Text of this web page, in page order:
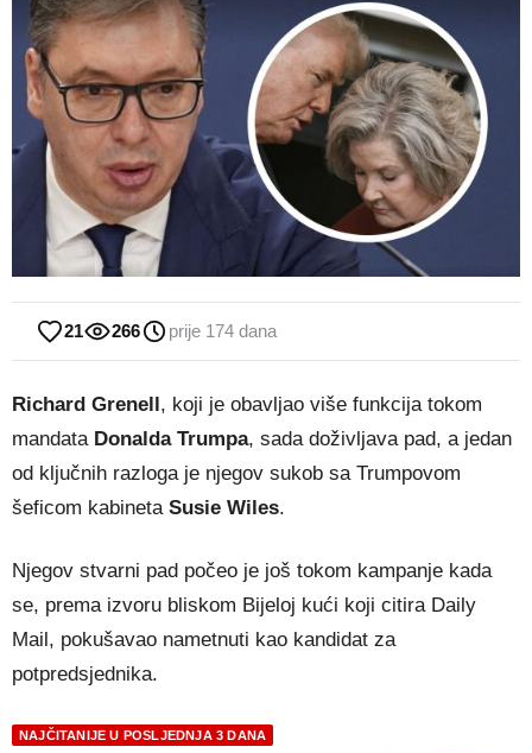
21 266 prije 174 dana
Richard Grenell, koji je obavljao više funkcija tokom
mandata Donalda Trumpa, sada doživljava pad, a jedan
od ključnih razloga je njegov sukob sa Trumpovom
šeficom kabineta Susie Wiles.
Njegov stvarni pad počeo je još tokom kampanje kada
se, prema izvoru bliskom Bijeloj kući koji citira Daily
Mail, pokušavao nametnuti kao kandidat za
potpredsjednika.
NAJČITANIJE U POSLJEDNJA 3 DANA